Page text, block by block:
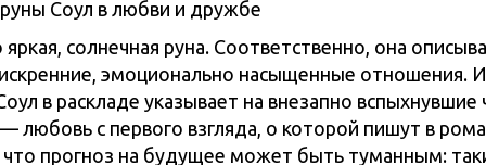
солнечная руна. Соответственно, она
эмоционально насыщенные отношения.
в раскладе указывает на внезапно вспыхнувшие
любовь с первого взгляда, о которой пишут в
прогноз на будущее может быть туманным: